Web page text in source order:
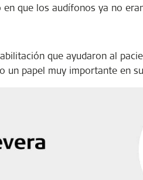
que los audífonos ya no
que ayudaron al
un papel muy importante en